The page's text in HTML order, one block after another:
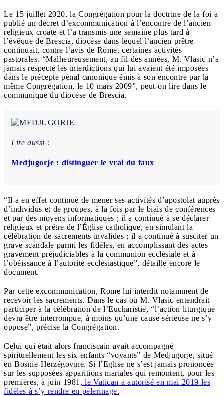
Le 15 juillet 2020, la Congrégation pour la doctrine de la foi a
publié un décret d’excommunication à l’encontre de l’ancien
religieux croate et l’a transmis une semaine plus tard à
l’évêque de Brescia, diocèse dans lequel l’ancien prêtre
continuait, contre l’avis de Rome, certaines activités
pastorales. “Malheureusement, au fil des années, M. Vlasic n’a
jamais respecté les interdictions qui lui avaient été imposées
dans le précepte pénal canonique émis à son encontre par la
même Congrégation, le 10 mars 2009”, peut-on lire dans le
communiqué du diocèse de Brescia.
Lire aussi :
Medjugorje : distinguer le vrai du faux
“Il a en effet continué de mener ses activités d’apostolat auprès
d’individus et de groupes, à la fois par le biais de conférences
et par des moyens informatiques ; il a continué à se déclarer
religieux et prêtre de l’Église catholique, en simulant la
célébration de sacrements invalides ; il a continué à susciter un
grave scandale parmi les fidèles, en accomplissant des actes
gravement préjudiciables à la communion ecclésiale et à
l’obéissance à l’autorité ecclésiastique”, détaille encore le
document.
Par cette excommunication, Rome lui interdit notamment de
recevoir les sacrements. Dans le cas où M. Vlasic entendrait
participer à la célébration de l’Eucharistie, “l’action liturgique
devra être interrompue, à moins qu’une cause sérieuse ne s’y
oppose”, précise la Congrégation.
Celui qui était alors franciscain avait accompagné
spirituellement les six enfants “voyants” de Medjugorje, situé
en Bosnie-Herzégovine. Si l’Eglise ne s’est jamais prononcée
sur les supposées apparitions mariales qui remontent, pour les
premières, à juin 1981, le Vatican a autorisé en mai 2019 les
fidèles à s’y rendre en pèlerinage.